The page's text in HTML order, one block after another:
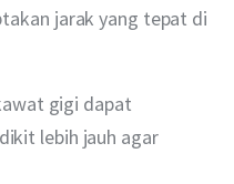
jarak yang tepat di
gigi dapat
lebih jauh agar